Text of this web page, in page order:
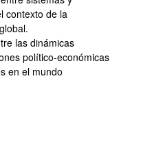
contexto de la
las dinámicas
político-económicas
en el mundo